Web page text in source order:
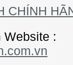
CHÍNH
: